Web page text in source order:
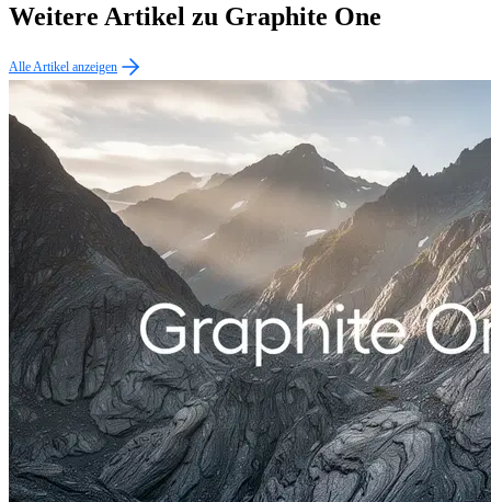
Weitere Artikel zu Graphite One
Alle Artikel anzeigen